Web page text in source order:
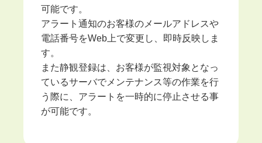
可能です。
アラート通知のお客様のメールアドレスや
電話番号をWeb上で変更し、即時反映しま
す。
また静観登録は、お客様が監視対象となっ
ているサーバでメンテナンス等の作業を行
う際に、アラートを一時的に停止させる事
が可能です。